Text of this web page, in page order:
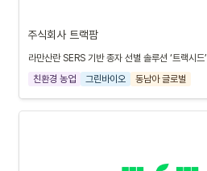
주식회사 트랙팜
라만산란 SERS 기반 종자 선별 솔루션 ‘트랙시드’
친환경 농업
그린바이오 동남아 글로벌